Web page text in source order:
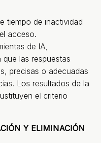
tiempo de inactividad
acceso.
de IA,
las respuestas
precisas o adecuadas
Los resultados de la
el criterio
Y ELIMINACIÓN